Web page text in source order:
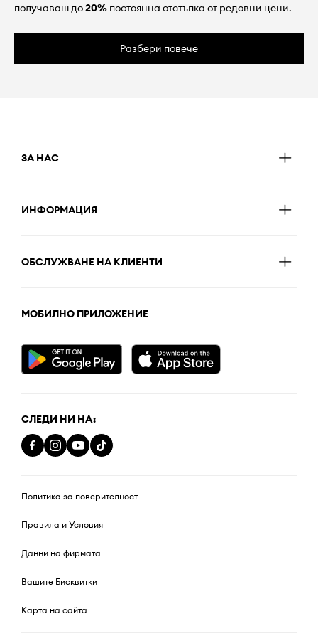
получаваш до20% постоянна отстъпка от редовни цени.
Разбери повече
ЗА НАС
ИНФОРМАЦИЯ
ОБСЛУЖВАНЕ НА КЛИЕНТИ
МОБИЛНО ПРИЛОЖЕНИЕ
СЛЕДИ НИ НА:
Политика за поверителност
Правила и Условия
Данни на фирмата
Вашите Бисквитки
Карта на сайта